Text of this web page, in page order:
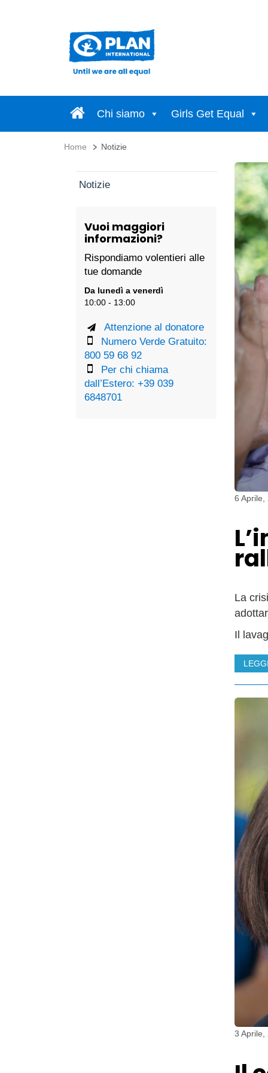
Chi siamo Girls Get Equal
Home Notizie
Notizie
Vuoi maggiori
informazioni?
Rispondiamo volentieri alle
tue domande
Da lunedì a venerdì
10:00 - 13:00
Attenzione al donatore
Numero Verde Gratuito:
800 59 68 92
Per chi chiama
dall’Estero: +39 039
6848701
6 Aprile,
La
Il
3 Aprile,